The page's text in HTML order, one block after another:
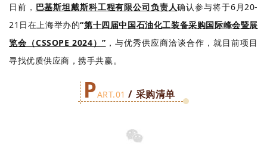
日前， 巴基斯坦戴斯科工程有限公司负责人确认参与将于6月20-
21日在上海举办的“第十四届中国石油化工装备采购国际峰会暨展
览会（CSSOPE 2024）” ，与优秀供应商洽谈合作，就目前项目
寻找优质供应商，携手共赢。
PART.01 / 采购清单